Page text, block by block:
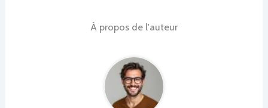
À propos de l'auteur